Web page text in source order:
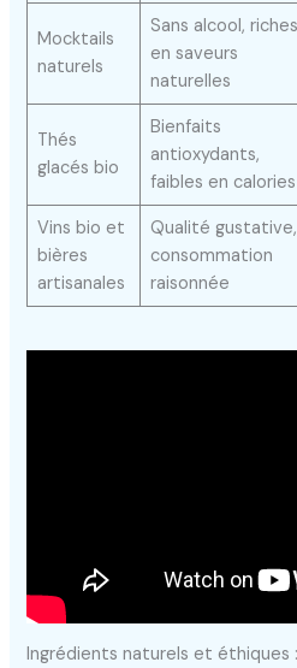
Mocktails
naturels
Sans alcool, riches
en saveurs
naturelles
Thés
glacés bio
Bienfaits
antioxydants,
faibles en calories
Vins bio et
bières
artisanales
Qualité gustative,
consommation
raisonnée
Ingrédients naturels et éthiques